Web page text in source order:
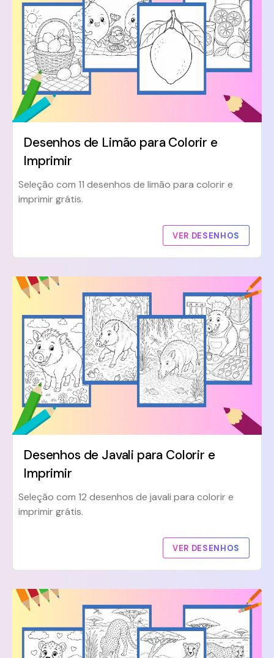
Desenhos de Limão para Colorir e
Imprimir
Seleção com 11 desenhos de limão para colorir e
imprimir grátis.
VER DESENHOS
Desenhos de Javali para Colorir e
Imprimir
Seleção com 12 desenhos de javali para colorir e
imprimir grátis.
VER DESENHOS